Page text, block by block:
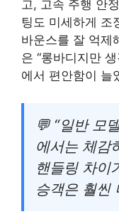
고, 고속 주행 안
팅도 미세하게 조
바운스를 잘 억제
은 “롱바디지만
에서 편안함이 늘
💬 “일반 모
에서는 체감
핸들링 차이
승객은 훨씬